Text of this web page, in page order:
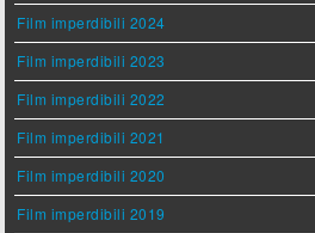
Film imperdibili 2024
Film imperdibili 2023
Film imperdibili 2022
Film imperdibili 2021
Film imperdibili 2020
Film imperdibili 2019